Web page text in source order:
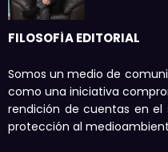
FILOSOFÍA EDITORIAL
Somos un medio de
como una iniciativa
rendición de cuentas en
protección al